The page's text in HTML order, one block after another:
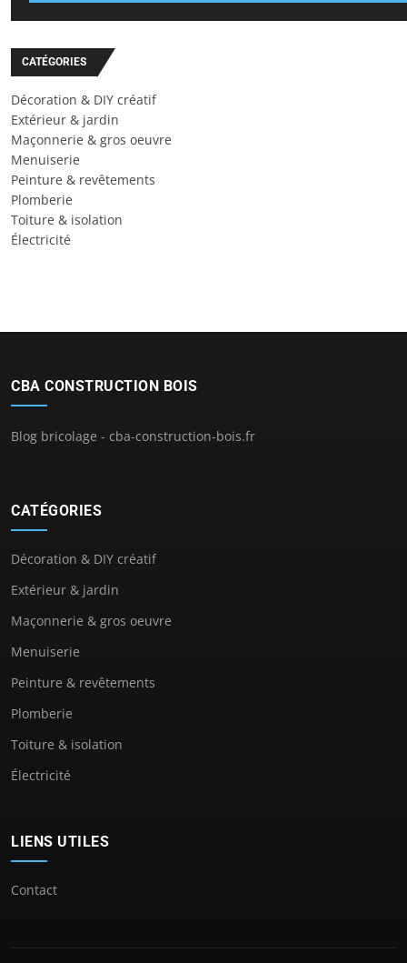
CATÉGORIES
Décoration & DIY créatif
Extérieur & jardin
Maçonnerie & gros oeuvre
Menuiserie
Peinture & revêtements
Plomberie
Toiture & isolation
Électricité
CBA CONSTRUCTION BOIS
Blog bricolage - cba-construction-bois.fr
CATÉGORIES
Décoration & DIY créatif
Extérieur & jardin
Maçonnerie & gros oeuvre
Menuiserie
Peinture & revêtements
Plomberie
Toiture & isolation
Électricité
LIENS UTILES
Contact